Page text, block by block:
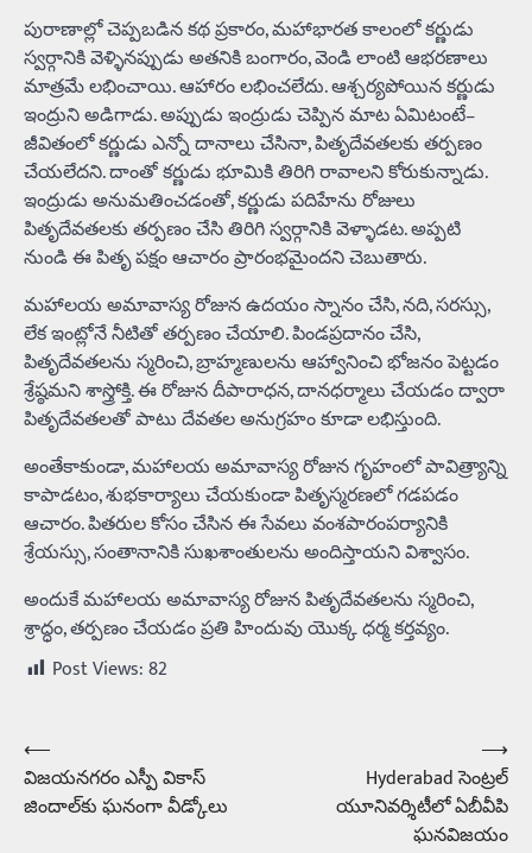
పురాణాల్లో చెప్పబడిన కథ ప్రకారం, మహాభారత కాలంలో కర్ణుడు
స్వర్గానికి వెళ్ళినప్పుడు అతనికి బంగారం, వెండి లాంటి ఆభరణాలు
మాత్రమే లభించాయి. ఆహారం లభించలేదు. ఆశ్చర్యపోయిన కర్ణుడు
ఇంద్రుని అడిగాడు. అప్పుడు ఇంద్రుడు చెప్పిన మాట ఏమిటంటే–
జీవితంలో కర్ణుడు ఎన్నో దానాలు చేసినా, పితృదేవతలకు తర్పణం
చేయలేదని. దాంతో కర్ణుడు భూమికి తిరిగి రావాలని కోరుకున్నాడు.
ఇంద్రుడు అనుమతించడంతో, కర్ణుడు పదిహేను రోజులు
పితృదేవతలకు తర్పణం చేసి తిరిగి స్వర్గానికి వెళ్ళాడట. అప్పటి
నుండి ఈ పితృ పక్షం ఆచారం ప్రారంభమైందని చెబుతారు.
మహాలయ అమావాస్య రోజున ఉదయం స్నానం చేసి, నది, సరస్సు,
లేక ఇంట్లోనే నీటితో తర్పణం చేయాలి. పిండప్రదానం చేసి,
పితృదేవతలను స్మరించి, బ్రాహ్మణులను ఆహ్వానించి భోజనం పెట్టడం
శ్రేష్ఠమని శాస్త్రోక్తి. ఈ రోజున దీపారాధన, దానధర్మాలు చేయడం ద్వారా
పితృదేవతలతో పాటు దేవతల అనుగ్రహం కూడా లభిస్తుంది.
అంతేకాకుండా, మహాలయ అమావాస్య రోజున గృహంలో పావిత్ర్యాన్ని
కాపాడటం, శుభకార్యాలు చేయకుండా పితృస్మరణలో గడపడం
ఆచారం. పితరుల కోసం చేసిన ఈ సేవలు వంశపారంపర్యానికి
శ్రేయస్సు, సంతానానికి సుఖశాంతులను అందిస్తాయని విశ్వాసం.
అందుకే మహాలయ అమావాస్య రోజున పితృదేవతలను స్మరించి,
శ్రాద్ధం, తర్పణం చేయడం ప్రతి హిందువు యొక్క ధర్మ కర్తవ్యం.
Post Views:82
Post
navigation
⟵
విజయనగరం ఎస్పీ వికాస్‌
జిందాల్‌కు ఘనంగా వీడ్కోలు
Hyderabad సెంట్రల్‌
యూనివర్శిటీలో ఏబీవీపి
ఘనవిజయం
⟶